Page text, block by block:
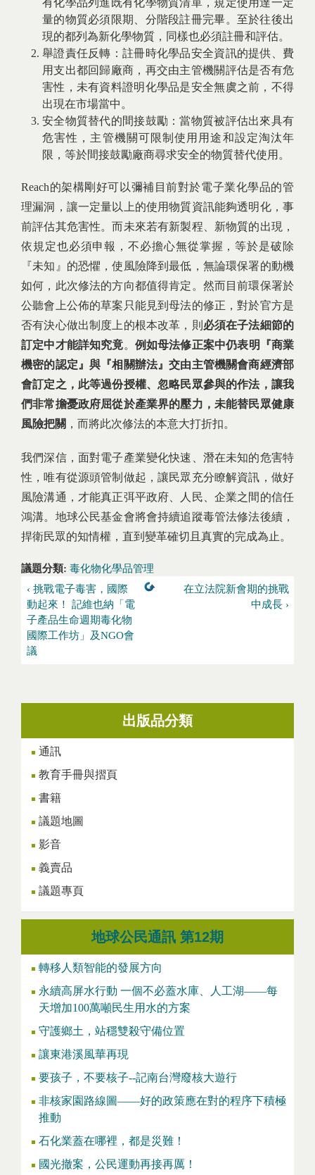
量的物質必須限期、分階段註冊完畢。至於往後出
現的都列為新化學物質，同樣也必須註冊和評估。
舉證責任反轉：註冊時化學品安全資訊的提供、費
用支出都回歸廠商，再交由主管機關評估是否有危
害性，未有資料證明化學品是安全無虞之前，不得
出現在市場當中。
安全物質替代的間接鼓勵：當物質被評估出來具有
危害性，主管機關可限制使用用途和設定淘汰年
限，等於間接鼓勵廠商尋求安全的物質替代使用。
Reach的架構剛好可以彌補目前對於電子業化學品的管
理漏洞，讓一定量以上的使用物質資訊能夠透明化，事
前評估其危害性。而未來若有新製程、新物質的出現，
依規定也必須申報，不必擔心無從掌握，等於是破除
『未知』的恐懼，使風險降到最低，無論環保署的動機
如何，此次修法的方向都值得肯定。然而目前環保署於
公聽會上公佈的草案只能見到母法的修正，對於官方是
否有決心做出制度上的根本改革，則 必須在子法細節的
訂定中才能詳知究竟。 例如母法修正案中仍表明『商業
機密的認定』與『相關辦法』交由主管機關會商經濟部
會訂定之，此等過份授權、忽略民眾參與的作法，讓我
們非常擔憂政府屈從於產業界的壓力，未能替民眾健康
風險把關 ，而將此次修法的本意大打折扣。
我們深信，面對電子產業變化快速、潛在未知的危害特
性，唯有從源頭管制做起，讓民眾充分瞭解資訊，做好
風險溝通，才能真正弭平政府、人民、企業之間的信任
鴻溝。地球公民基金會將會持續追蹤毒管法修法後續，
捍衛民眾的知情權，直到變革確切且真實的完成為止。
議題分類: 毒化物化學品管理
‹ 挑戰電子毒害，國際
動起來！ 記維也納「電
子產品生命週期毒化物
國際工作坊」及NGO會
議
在立法院新會期的挑戰
中成長 ›
出版品分類
通訊
教育手冊與摺頁
書籍
議題地圖
影音
義賣品
議題專頁
地球公民通訊 第12期
轉移人類智能的發展方向
永續高屏水行動 一個不必蓋水庫、人工湖——每
天增加100萬噸民生用水的方案
守護鄉土，站穩雙殺守備位置
讓東港溪風華再現
要孩子，不要核子--記南台灣廢核大遊行
非核家園路線圖——好的政策應在對的程序下積極
推動
石化業蓋在哪裡，都是災難！
國光撤案，公民運動再接再厲！